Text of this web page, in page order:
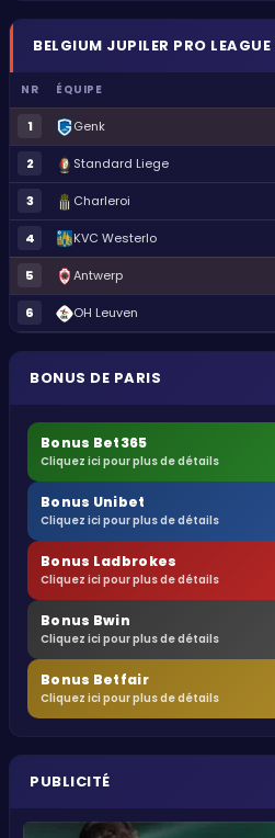
BELGIUM JUPILER PRO LEAGUE
NR ÉQUIPE
1 Genk
2 Standard Liege
3 Charleroi
4 KVC Westerlo
5 Antwerp
6 OH Leuven
BONUS DE PARIS
Bonus Bet365
Cliquez ici pour plus de détails
Bonus Unibet
Cliquez ici pour plus de détails
Bonus Ladbrokes
Cliquez ici pour plus de détails
Bonus Bwin
Cliquez ici pour plus de détails
Bonus Betfair
Cliquez ici pour plus de détails
PUBLICITÉ